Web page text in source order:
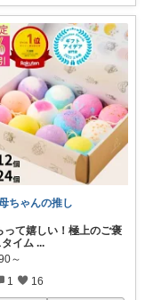
ちゃんの推し
って嬉しい！極上のご褒
イム ...
～
1 16